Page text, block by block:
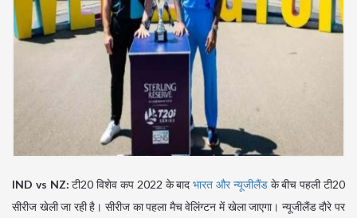
IND vs NZ:टी20 विशेव कप 2022 के बादभारत और न्यूजीलैंडके बीच पहली टी20
सीरीज खेली जा रही है। सीरीज का पहला मैच वेलिंग्टन में खेला जाएगा। न्यूजीलैंड दौरे पर